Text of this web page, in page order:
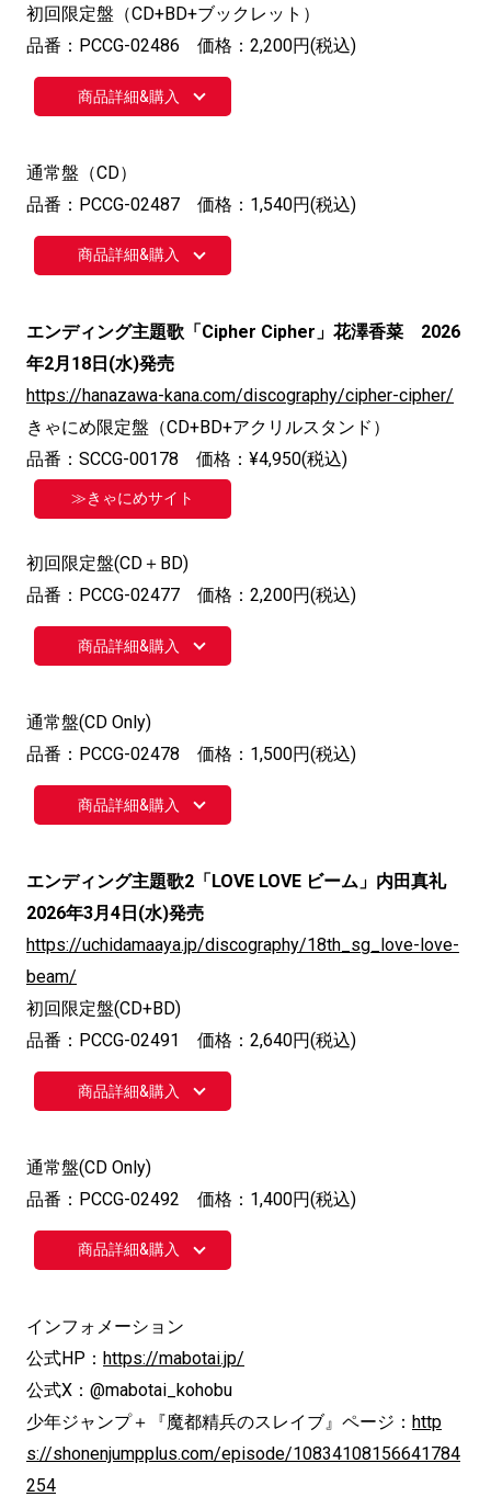
初回限定盤（CD+BD+ブックレット）
品番：PCCG-02486 価格：2,200円(税込)
商品詳細&購入
通常盤（CD）
品番：PCCG-02487 価格：1,540円(税込)
商品詳細&購入
エンディング主題歌「Cipher Cipher」花澤香菜 2026
年2月18日(水)発売
https://hanazawa-kana.com/discography/cipher-cipher/
きゃにめ限定盤（CD+BD+アクリルスタンド）
品番：SCCG-00178 価格：¥4,950(税込)
≫きゃにめサイト
初回限定盤(CD＋BD)
品番：PCCG-02477 価格：2,200円(税込)
商品詳細&購入
通常盤(CD Only)
品番：PCCG-02478 価格：1,500円(税込)
商品詳細&購入
エンディング主題歌2「LOVE LOVE ビーム」内田真礼
2026年3月4日(水)発売
https://uchidamaaya.jp/discography/18th_sg_love-love-
beam/
初回限定盤(CD+BD)
品番：PCCG-02491 価格：2,640円(税込)
商品詳細&購入
通常盤(CD Only)
品番：PCCG-02492 価格：1,400円(税込)
商品詳細&購入
インフォメーション
公式HP： https://mabotai.jp/
公式X：@mabotai_kohobu
少年ジャンプ＋『魔都精兵のスレイブ』ページ： http
s://shonenjumpplus.com/episode/10834108156641784
254